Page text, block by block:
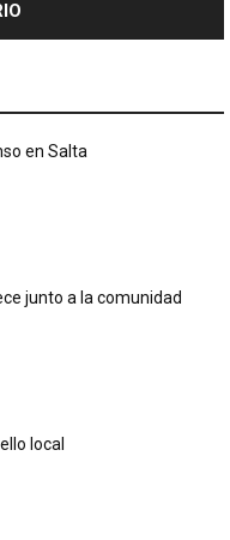
en Salta
junto a la comunidad
local